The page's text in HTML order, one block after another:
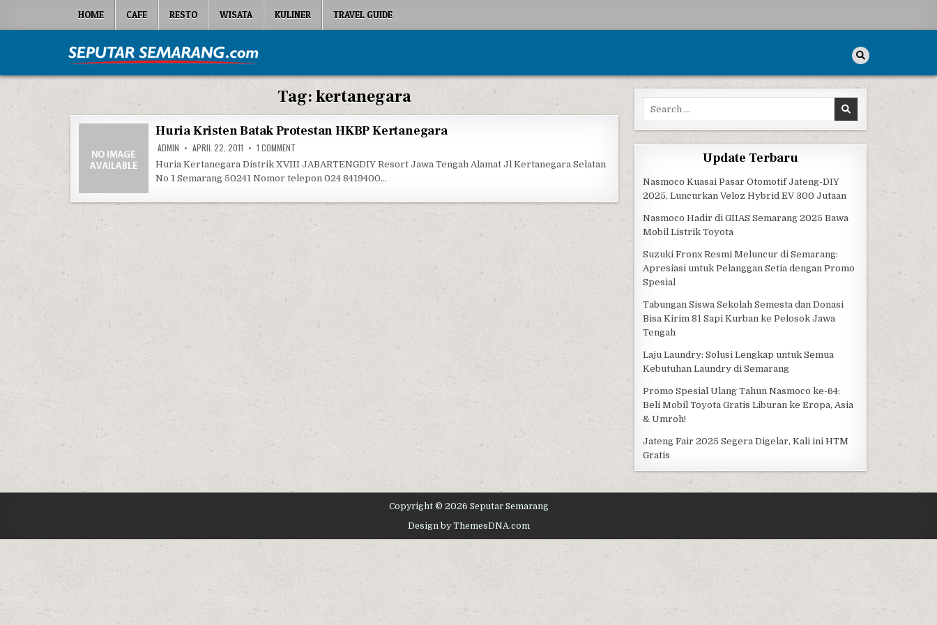
HOME CAFE RESTO WISATA KULINER TRAVEL GUIDE
Seputar Semarang
Tag:kertanegara
Huria Kristen Batak Protestan HKBP Kertanegara
ADMIN APRIL 22, 2011 1 COMMENT
Huria Kertanegara Distrik XVIII JABARTENGDIY Resort Jawa Tengah Alamat Jl Kertanegara Selatan
No 1 Semarang 50241 Nomor telepon 024 8419400…
Search for:
Update Terbaru
Nasmoco Kuasai Pasar Otomotif Jateng-DIY
2025, Luncurkan Veloz Hybrid EV 300 Jutaan
Nasmoco Hadir di GIIAS Semarang 2025 Bawa
Mobil Listrik Toyota
Suzuki Fronx Resmi Meluncur di Semarang:
Apresiasi untuk Pelanggan Setia dengan Promo
Spesial
Tabungan Siswa Sekolah Semesta dan Donasi
Bisa Kirim 81 Sapi Kurban ke Pelosok Jawa
Tengah
Laju Laundry: Solusi Lengkap untuk Semua
Kebutuhan Laundry di Semarang
Promo Spesial Ulang Tahun Nasmoco ke-64:
Beli Mobil Toyota Gratis Liburan ke Eropa, Asia
& Umroh!
Jateng Fair 2025 Segera Digelar, Kali ini HTM
Gratis
Copyright © 2026 Seputar Semarang
Design by ThemesDNA.com